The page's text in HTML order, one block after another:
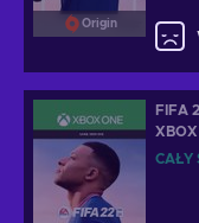
Origin
FIFA
CAŁY